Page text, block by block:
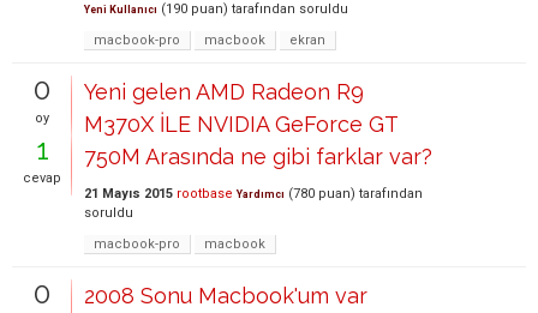
Yeni Kullanıcı (190 puan) tarafından soruldu
macbook-pro
macbook ekran
0
oy
1
cevap
Yeni gelen AMD Radeon R9
M370X İLE NVIDIA GeForce GT
750M Arasında ne gibi farklar var?
21 Mayıs 2015 rootbase Yardımcı (780 puan) tarafından
soruldu
macbook-pro
macbook
0
2008 Sonu Macbook'um var